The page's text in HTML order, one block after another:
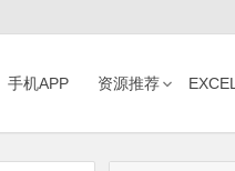
手机APP 资源推荐 EXCEL